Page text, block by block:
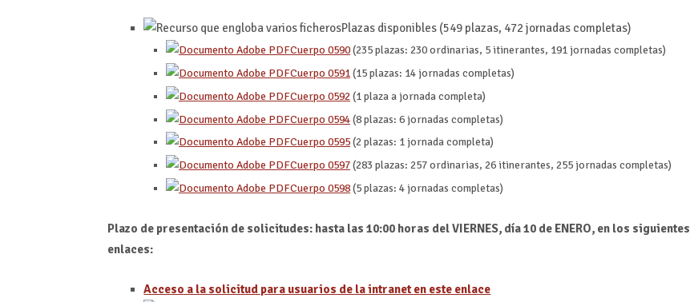
Plazas disponibles (549 plazas, 472 jornadas completas)
Cuerpo 0590(235 plazas: 230 ordinarias, 5 itinerantes, 191 jornadas completas)
Cuerpo 0591(15 plazas: 14 jornadas completas)
Cuerpo 0592(1 plaza a jornada completa)
Cuerpo 0594(8 plazas: 6 jornadas completas)
Cuerpo 0595(2 plazas: 1 jornada completa)
Cuerpo 0597(283 plazas: 257 ordinarias, 26 itinerantes, 255 jornadas completas)
Cuerpo 0598(5 plazas: 4 jornadas completas)
Plazo de presentación de solicitudes: hasta las 10:00 horas del VIERNES, día 10 de ENERO, en los siguientes
enlaces:
Acceso a la solicitud para usuarios de la intranet en este enlace